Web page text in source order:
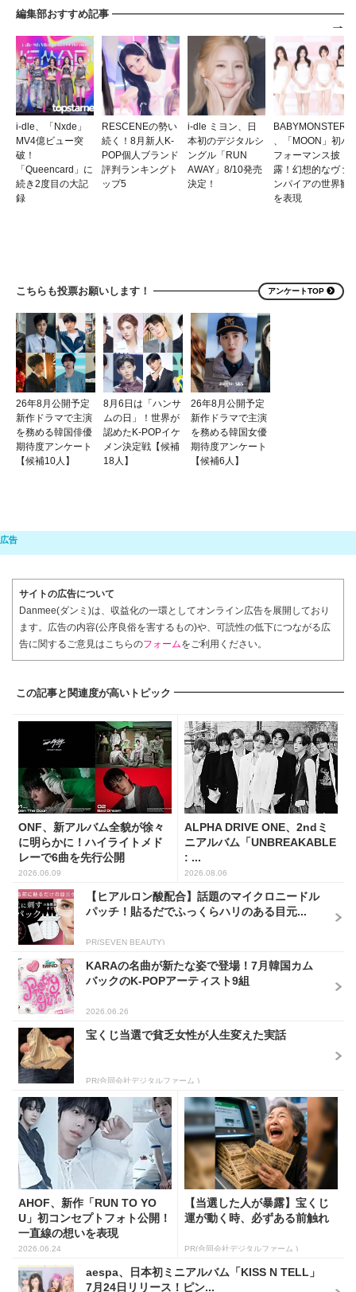
編集部おすすめ記事
i-dle、「Nxde」
MV4億ビュー突
破！
「Queencard」に
続き2度目の大記
録
RESCENEの勢い
続く！8月新人K-
POP個人ブランド
評判ランキングト
ップ5
i-dle ミヨン、日
本初のデジタルシ
ングル「RUN
AWAY」8/10発売
決定！
BABYMONSTER
、「MOON」初パ
フォーマンス披
露！幻想的なヴァ
ンパイアの世界観
を表現
こちらも投票お願いします！ アンケートTOP
26年8月公開予定
新作ドラマで主演
を務める韓国俳優
期待度アンケート
【候補10人】
8月6日は「ハンサ
ムの日」！世界が
認めたK-POPイケ
メン決定戦【候補
18人】
26年8月公開予定
新作ドラマで主演
を務める韓国女優
期待度アンケート
【候補6人】
サイトの広告について
Danmee(ダンミ)は、収益化の一環としてオンライン広告を展開しており
ます。広告の内容(公序良俗を害するもの)や、可読性の低下につながる広
告に関するご意見はこちらのフォームをご利用ください。
この記事と関連度が高いトピック
ONF、新アルバム全貌が徐々
に明らかに！ハイライトメド
レーで6曲を先行公開
2026.06.09
ALPHA DRIVE ONE、2ndミ
ニアルバム「UNBREAKABLE
: ...
2026.08.06
【ヒアルロン酸配合】話題のマイクロニードル
パッチ！貼るだでふっくらハリのある目元...
PR(SEVEN BEAUTY)
KARAの名曲が新たな姿で登場！7月韓国カム
バックのK-POPアーティスト9組
2026.06.26
宝くじ当選で貧乏女性が人生変えた実話
PR(合同会社デジタルファーム )
AHOF、新作「RUN TO YO
U」初コンセプトフォト公開！
一直線の想いを表現
2026.06.24
【当選した人が暴露】宝くじ
運が動く時、必ずある前触れ
PR(合同会社デジタルファーム )
aespa、日本初ミニアルバム「KISS N TELL」
7月24日リリース！ピン...